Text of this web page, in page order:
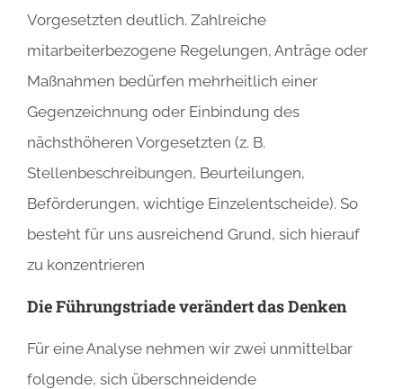
Vorgesetzten deutlich. Zahlreiche
mitarbeiterbezogene Regelungen, Anträge oder
Maßnahmen bedürfen mehrheitlich einer
Gegenzeichnung oder Einbindung des
nächsthöheren Vorgesetzten (z. B.
Stellenbeschreibungen, Beurteilungen,
Beförderungen, wichtige Einzelentscheide). So
besteht für uns ausreichend Grund, sich hierauf
zu konzentrieren
Die Führungstriade verändert das Denken
Für eine Analyse nehmen wir zwei unmittelbar
folgende, sich überschneidende